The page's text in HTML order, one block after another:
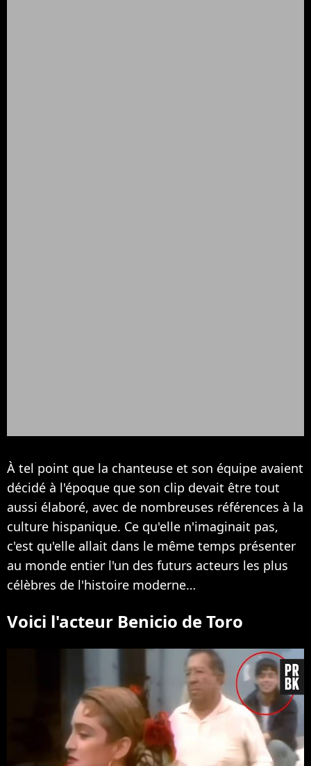
À tel point que la chanteuse et son équipe avaient
décidé à l'époque que son clip devait être tout
aussi élaboré, avec de nombreuses références à la
culture hispanique. Ce qu'elle n'imaginait pas,
c'est qu'elle allait dans le même temps présenter
au monde entier l'un des futurs acteurs les plus
célèbres de l'histoire moderne…
Voici l'acteur Benicio de Toro